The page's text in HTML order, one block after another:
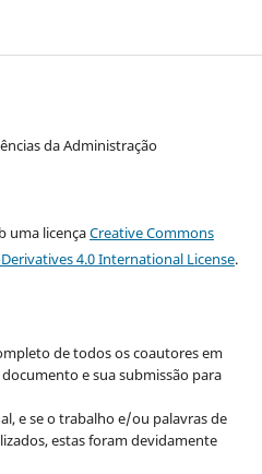
da Administração
uma licençaCreative Commons
4.0 International License.
de todos os coautores em
e sua submissão para
e se o trabalho e/ou palavras de
estas foram devidamente